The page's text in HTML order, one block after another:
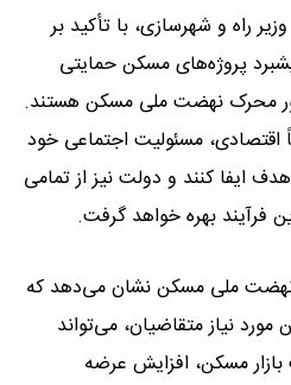
راه و شهرسازی، با تأکید بر
پروژه‌های مسکن حمایتی
محرک نهضت ملی مسکن هستند.
اقتصادی، مسئولیت اجتماعی خود
ایفا کنند و دولت نیز از تمامی
فرآیند بهره خواهد گرفت.
نهضت ملی مسکن نشان می‌دهد که
نیاز متقاضیان، می‌تواند
مسکن، افزایش عرضه